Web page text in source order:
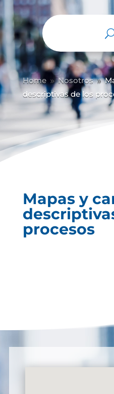
Abrir barra de herramientas
Home 9 Nosotros 9
descriptivas de los
Mapas y
procesos